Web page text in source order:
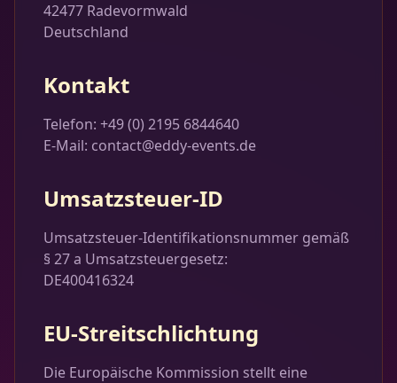
42477 Radevormwald
Deutschland
Kontakt
Telefon: +49 (0) 2195 6844640
E-Mail: contact@eddy-events.de
Umsatzsteuer-ID
Umsatzsteuer-Identifikationsnummer gemäß
§ 27 a Umsatzsteuergesetz:
DE400416324
EU-Streitschlichtung
Die Europäische Kommission stellt eine